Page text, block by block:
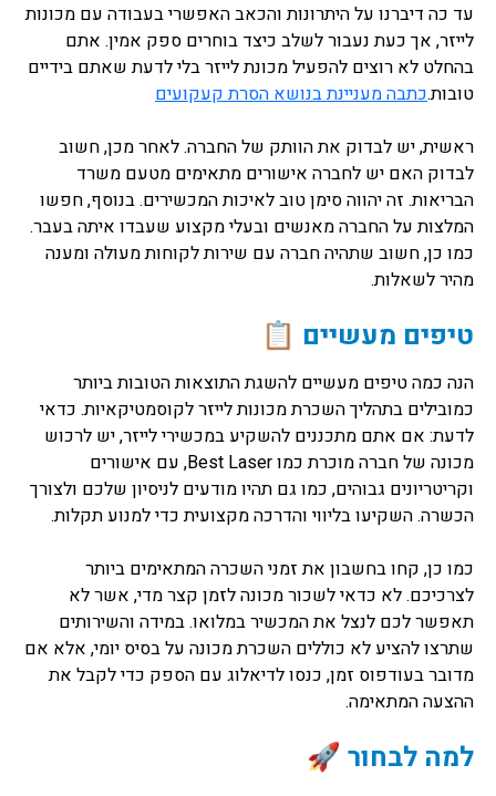
עד כה דיברנו על היתרונות והכאב האפשרי בעבודה עם מכונות
לייזר, אך כעת נעבור לשלב כיצד בוחרים ספק אמין. אתם
בהחלט לא רוצים להפעיל מכונת לייזר בלי לדעת שאתם בידיים
טובות.כתבה מעניינת בנושא הסרת קעקועים
ראשית, יש לבדוק את הוותק של החברה. לאחר מכן, חשוב
לבדוק האם יש לחברה אישורים מתאימים מטעם משרד
הבריאות. זה יהווה סימן טוב לאיכות המכשירים. בנוסף, חפשו
המלצות על החברה מאנשים ובעלי מקצוע שעבדו איתה בעבר.
כמו כן, חשוב שתהיה חברה עם שירות לקוחות מעולה ומענה
מהיר לשאלות.
טיפים מעשיים 📋
הנה כמה טיפים מעשיים להשגת התוצאות הטובות ביותר
כמובילים בתהליך השכרת מכונות לייזר לקוסמטיקאיות. כדאי
לדעת: אם אתם מתכננים להשקיע במכשירי לייזר, יש לרכוש
מכונה של חברה מוכרת כמו Best Laser, עם אישורים
וקריטריונים גבוהים, כמו גם תהיו מודעים לניסיון שלכם ולצורך
הכשרה. השקיעו בליווי והדרכה מקצועית כדי למנוע תקלות.
כמו כן, קחו בחשבון את זמני השכרה המתאימים ביותר
לצרכיכם. לא כדאי לשכור מכונה לזמן קצר מדי, אשר לא
תאפשר לכם לנצל את המכשיר במלואו. במידה והשירותים
שתרצו להציע לא כוללים השכרת מכונה על בסיס יומי, אלא אם
מדובר בעודפוס זמן, כנסו לדיאלוג עם הספק כדי לקבל את
ההצעה המתאימה.
למה לבחור 🚀